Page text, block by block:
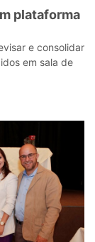
plataforma
e consolidar
em sala de